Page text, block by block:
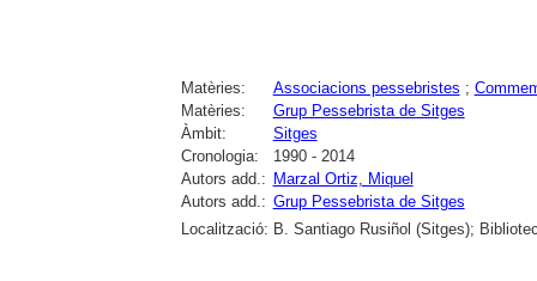
Matèries: Associacions pessebristes ;
Matèries:
Grup Pessebrista de Sitges
Àmbit:
Sitges
Cronologia:
1990 - 2014
Autors add.: Marzal Ortiz, Miquel
Autors add.: Grup Pessebrista de Sitges
Localització: B. Santiago Rusiñol (Sitges);